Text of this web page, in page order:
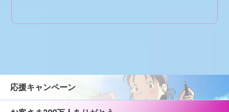
応援キャンペーン